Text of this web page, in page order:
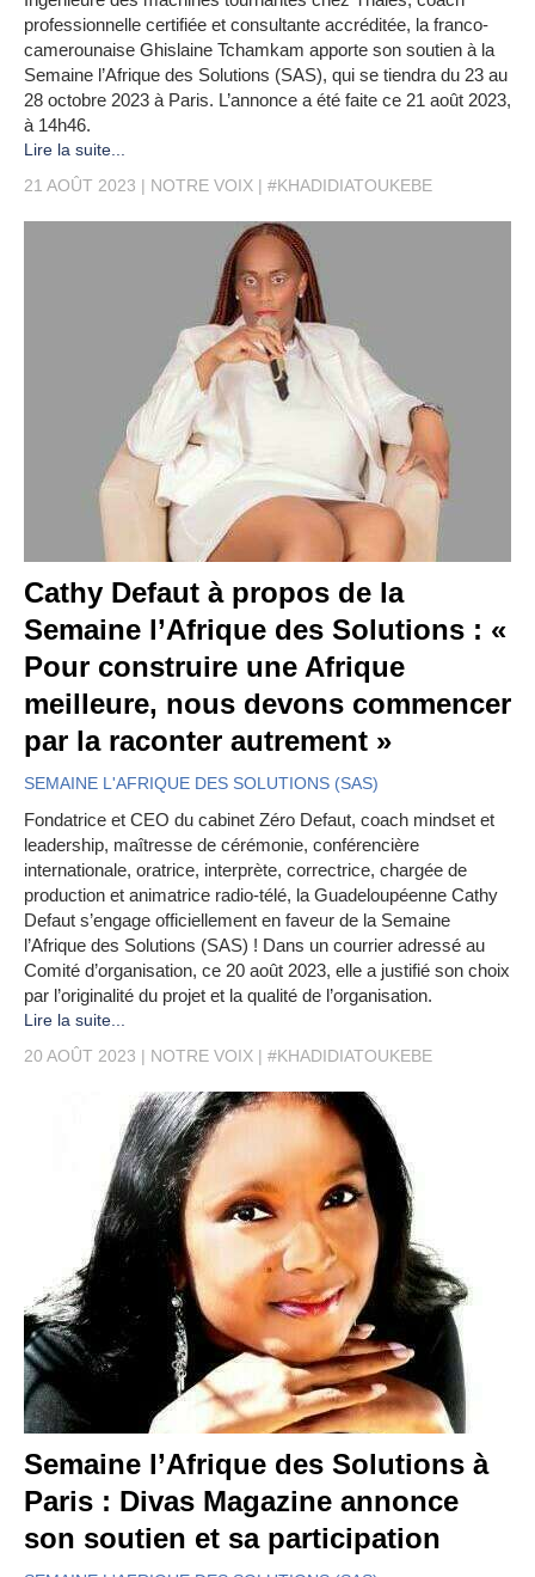
professionnelle certifiée et consultante accréditée, la franco-
camerounaise Ghislaine Tchamkam apporte son soutien à la
Semaine l’Afrique des Solutions (SAS), qui se tiendra du 23 au
28 octobre 2023 à Paris. L’annonce a été faite ce 21 août 2023,
à 14h46.
Lire la suite...
21 AOÛT 2023
NOTRE VOIX #KHADIDIATOUKEBE
Cathy Defaut à propos de la
Semaine l’Afrique des Solutions : «
Pour construire une Afrique
meilleure, nous devons commencer
par la raconter autrement »
SEMAINE L'AFRIQUE DES SOLUTIONS (SAS)
Fondatrice et CEO du cabinet Zéro Defaut, coach mindset et
leadership, maîtresse de cérémonie, conférencière
internationale, oratrice, interprète, correctrice, chargée de
production et animatrice radio-télé, la Guadeloupéenne Cathy
Defaut s’engage officiellement en faveur de la Semaine
l’Afrique des Solutions (SAS) ! Dans un courrier adressé au
Comité d’organisation, ce 20 août 2023, elle a justifié son choix
par l’originalité du projet et la qualité de l’organisation.
Lire la suite...
20 AOÛT 2023
NOTRE VOIX #KHADIDIATOUKEBE
Semaine l’Afrique des Solutions à
Paris : Divas Magazine annonce
son soutien et sa participation